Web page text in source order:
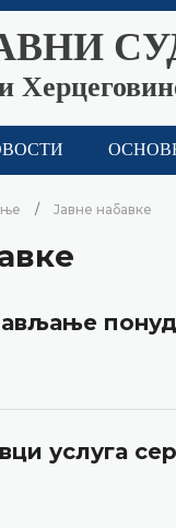
Јавне набавке
услуга